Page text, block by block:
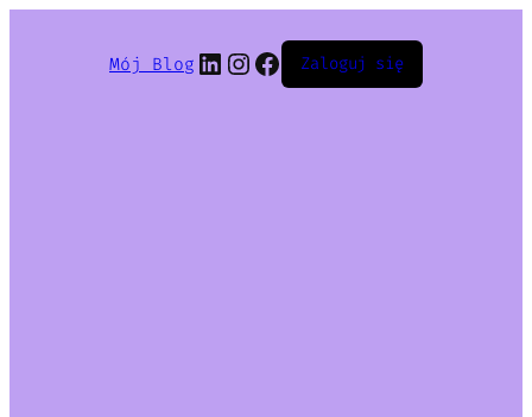
Mój Blog LinkedIn
Instagram
Facebook
Zaloguj się